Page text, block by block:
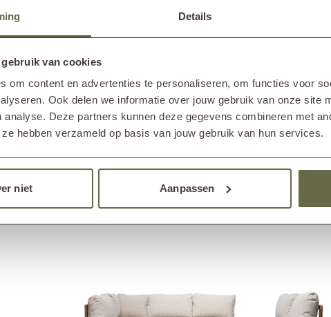
Details
van cookies
om content en advertenties te personaliseren, om functies voor
Ook delen we informatie over jouw gebruik van onze site
analyse. Deze partners kunnen deze gegevens combineren met
hebben verzameld op basis van jouw gebruik van hun services.
niet Aanpassen
Design salontafel langwerpig OTTO
Vanaf915,-